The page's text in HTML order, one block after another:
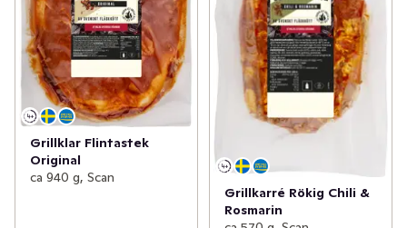
Grillklar Flintastek
Original
ca 940 g, Scan
Grillkarré Rökig Chili &
Rosmarin